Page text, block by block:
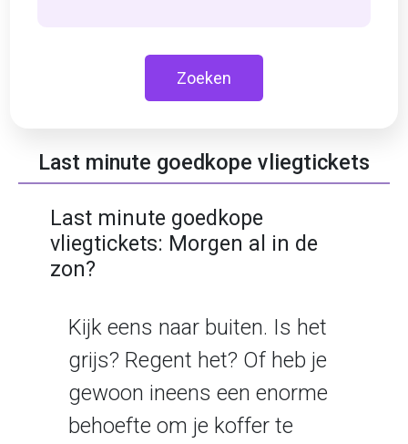
Zoeken
Last minute goedkope vliegtickets
Last minute goedkope
vliegtickets: Morgen al in de
zon?
Kijk eens naar buiten. Is het
grijs? Regent het? Of heb je
gewoon ineens een enorme
behoefte om je koffer te